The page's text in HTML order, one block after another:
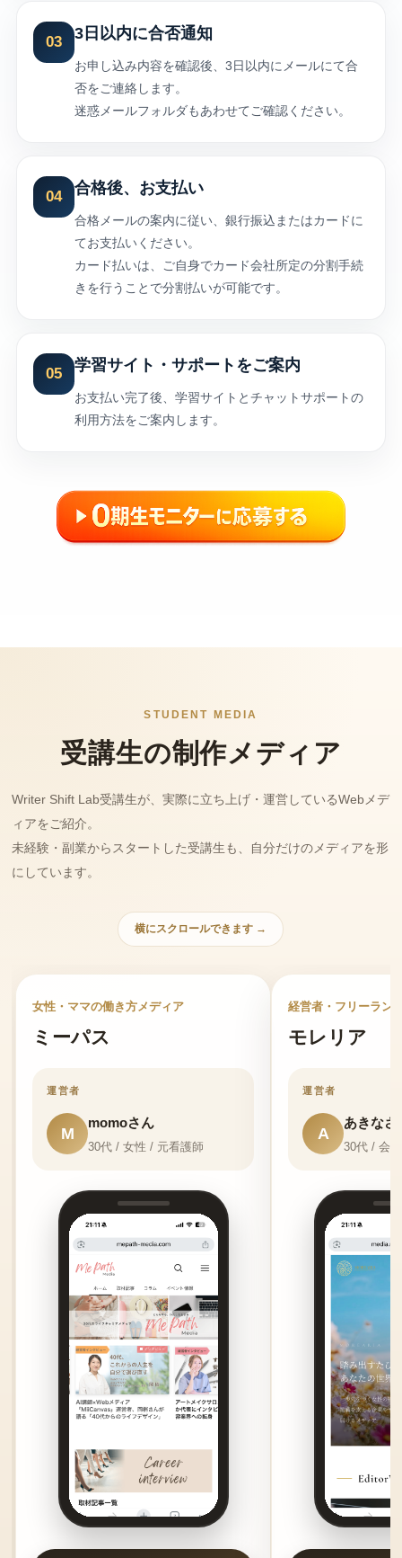
03 3日以内に合否通知
お申し込み内容を確認後、3日以内にメールにて合
否をご連絡します。
迷惑メールフォルダもあわせてご確認ください。
04 合格後、お支払い
合格メールの案内に従い、銀行振込またはカードに
てお支払いください。
カード払いは、ご自身でカード会社所定の分割手続
きを行うことで分割払いが可能です。
05 学習サイト・サポートをご案内
お支払い完了後、学習サイトとチャットサポートの
利用方法をご案内します。
STUDENT MEDIA
受講生の制作メディア
Writer Shift Lab受講生が、実際に立ち上げ・運営しているWebメデ
ィアをご紹介。
未経験・副業からスタートした受講生も、自分だけのメディアを形
にしています。
横にスクロールできます →
女性・ママの働き方メディア
ミーパス
運営者
M
momoさん
30代 / 女性 / 元看護師
経営者・フリーラン
モレリア
運営者
A
あきなさ
30代 / 会